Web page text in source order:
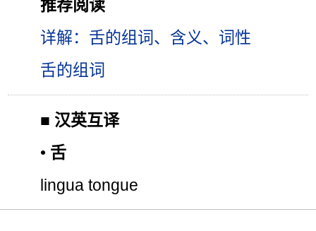
推荐阅读
详解：舌的组词、含义、词性
舌的组词
■ 汉英互译
• 舌
lingua tongue